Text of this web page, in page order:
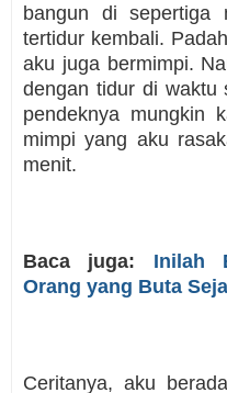
bangun di sepertiga
tertidur kembali.
aku juga bermimpi.
dengan tidur di waktu
pendeknya mungkin
mimpi yang aku
menit.
Baca juga: Inilah
Orang yang Buta
Ceritanya, aku